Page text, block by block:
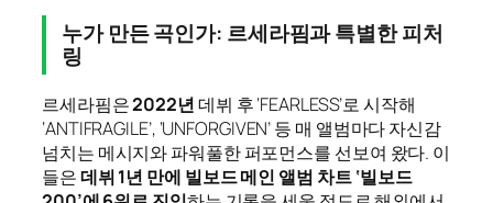
누가 만든 곡인가: 르세라핌과 특별한 피처
링
르세라핌은2022년데뷔 후 ‘FEARLESS’로 시작해
‘ANTIFRAGILE’, ‘UNFORGIVEN’ 등 매 앨범마다 자신감
넘치는 메시지와 파워풀한 퍼포먼스를 선보여 왔다. 이
들은데뷔 1년 만에 빌보드 메인 앨범 차트 ‘빌보드